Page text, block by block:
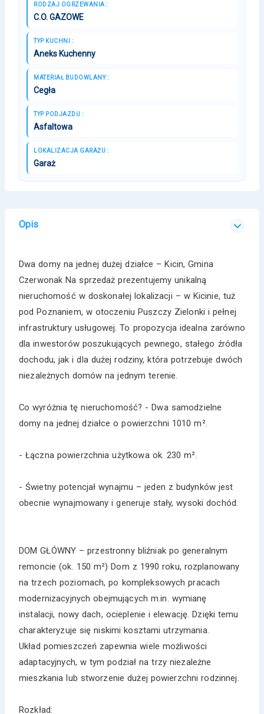
RODZAJ OGRZEWANIA :
C.O. GAZOWE
TYP KUCHNI :
Aneks Kuchenny
MATERIAŁ BUDOWLANY :
Cegła
TYP PODJAZDU :
Asfaltowa
LOKALIZACJA GARAŻU :
Garaż
Opis
Dwa domy na jednej dużej działce – Kicin, Gmina
Czerwonak Na sprzedaż prezentujemy unikalną
nieruchomość w doskonałej lokalizacji – w Kicinie, tuż
pod Poznaniem, w otoczeniu Puszczy Zielonki i pełnej
infrastruktury usługowej. To propozycja idealna zarówno
dla inwestorów poszukujących pewnego, stałego źródła
dochodu, jak i dla dużej rodziny, która potrzebuje dwóch
niezależnych domów na jednym terenie.
Co wyróżnia tę nieruchomość? - Dwa samodzielne
domy na jednej działce o powierzchni 1010 m².
- Łączna powierzchnia użytkowa ok. 230 m².
- Świetny potencjał wynajmu – jeden z budynków jest
obecnie wynajmowany i generuje stały, wysoki dochód.
DOM GŁÓWNY – przestronny bliźniak po generalnym
remoncie (ok. 150 m²) Dom z 1990 roku, rozplanowany
na trzech poziomach, po kompleksowych pracach
modernizacyjnych obejmujących m.in. wymianę
instalacji, nowy dach, ocieplenie i elewację. Dzięki temu
charakteryzuje się niskimi kosztami utrzymania.
Układ pomieszczeń zapewnia wiele możliwości
adaptacyjnych, w tym podział na trzy niezależne
mieszkania lub stworzenie dużej powierzchni rodzinnej.
Rozkład: